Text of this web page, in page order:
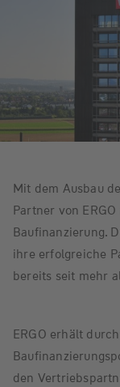
Mit dem Ausbau
Partner von
Baufinanzierung.
ihre erfolgreiche
bereits seit mehr
ERGO erhält
den